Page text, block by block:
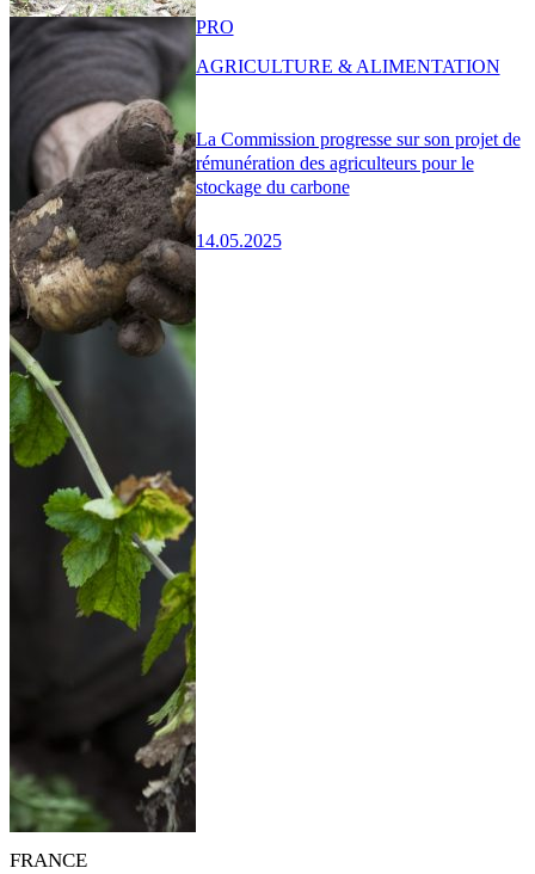
La Commission progresse sur son projet de
rémunération des agriculteurs pour le
stockage du carbone
14.05.2025
PRO
AGRICULTURE & ALIMENTATION
FRANCE